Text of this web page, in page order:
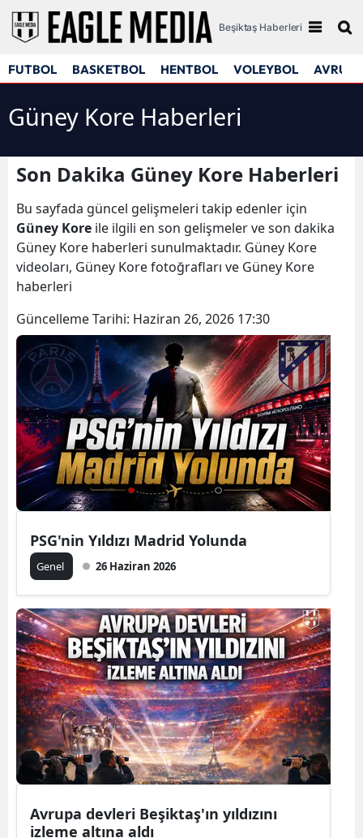
Beşiktaş Haberleri
FUTBOL BASKETBOL HENTBOL VOLEYBOL
Güney Kore Haberleri
Son Dakika Güney Kore Haberleri
Bu sayfada güncel gelişmeleri takip edenler için
Güney Kore ile ilgili en son gelişmeler ve son dakika
Güney Kore haberleri sunulmaktadır. Güney Kore
videoları, Güney Kore fotoğrafları ve Güney Kore
haberleri
Güncelleme Tarihi: Haziran 26, 2026 17:30
PSG'nin Yıldızı Madrid Yolunda
Genel 26 Haziran 2026
Avrupa devleri Beşiktaş'ın yıldızını
izleme altına aldı